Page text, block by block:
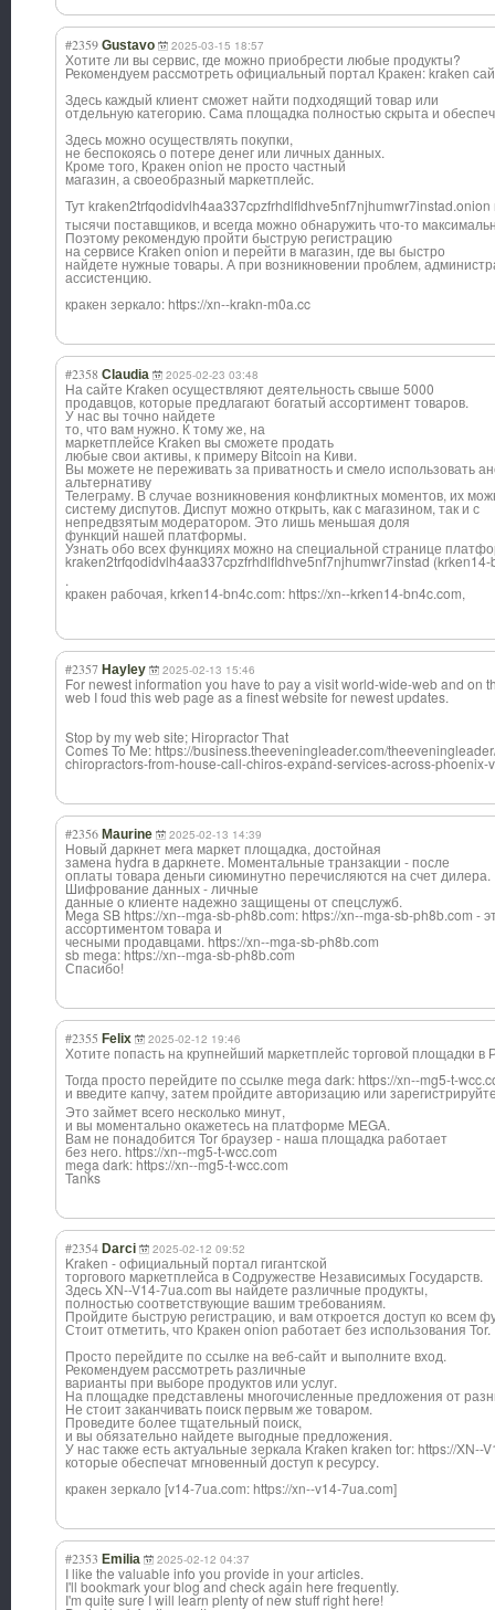
#2359 Gustavo 2025-03-15 18:57
Хотите ли вы сервис, где можно приобрести любые продукты?
Рекомендуем рассмотреть официальный портал Кракен: kraken
Здесь каждый клиент сможет найти подходящий товар или
отдельную категорию. Сама площадка полностью скрыта и
Здесь можно осуществлять покупки,
не беспокоясь о потере денег или личных данных.
Кроме того, Кракен onion не просто частный
магазин, а своеобразный маркетплейс.
Тут kraken2trfqodidvlh4aa337cpzfrhdlfldhve5nf7njhumwr7instad.onion
тысячи поставщиков, и всегда можно обнаружить что-то
Поэтому рекомендую пройти быструю регистрацию
на сервисе Kraken onion и перейти в магазин, где вы быстро
найдете нужные товары. А при возникновении проблем,
ассистенцию.
кракен зеркало: https://xn--krakn-m0a.cc
#2358 Claudia 2025-02-23 03:48
На сайте Kraken осуществляют деятельность свыше 5000
продавцов, которые предлагают богатый ассортимент товаров.
У нас вы точно найдете
то, что вам нужно. К тому же, на
маркетплейсе Kraken вы сможете продать
любые свои активы, к примеру Bitcoin на Киви.
Вы можете не переживать за приватность и смело использовать
альтернативу
Телеграму. В случае возникновения конфликтных моментов, их
систему диспутов. Диспут можно открыть, как с магазином, так и с
непредвзятым модератором. Это лишь меньшая доля
функций нашей платформы.
Узнать обо всех функциях можно на специальной странице
kraken2trfqodidvlh4aa337cpzfrhdlfldhve5nf7njhumwr7instad (krken14-
.
кракен рабочая, krken14-bn4c.com: https://xn--krken14-bn4c.com,
#2357 Hayley 2025-02-13 15:46
For newest information you have to pay a visit world-wide-web and on
web I foud this web page as a finest website for newest updates.
Stop by my web site; Hiropractor That
Comes To Me: https://business.theeveningleader.com/
chiropractors-from-house-call-chiros-expand-services-across-phoenix-
#2356 Maurine 2025-02-13 14:39
Новый даркнет мега маркет площадка, достойная
замена hydra в даркнете. Моментальные транзакции - после
оплаты товара деньги сиюминутно перечисляются на счет дилера.
Шифрование данных - личные
данные о клиенте надежно защищены от спецслужб.
Mega SB https://xn--mga-sb-ph8b.com: https://xn--mga-sb-ph8b.com -
ассортиментом товара и
чесными продавцами. https://xn--mga-sb-ph8b.com
sb mega: https://xn--mga-sb-ph8b.com
Спасибо!
#2355 Felix 2025-02-12 19:46
Хотите попасть на крупнейший маркетплейс торговой площадки в
Тогда просто перейдите по ссылке mega dark: https://xn--mg5-t-
и введите капчу, затем пройдите авторизацию или
Это займет всего несколько минут,
и вы моментально окажетесь на платформе MEGA.
Вам не понадобится Tor браузер - наша площадка работает
без него. https://xn--mg5-t-wcc.com
mega dark: https://xn--mg5-t-wcc.com
Tanks
#2354 Darci 2025-02-12 09:52
Kraken - официальный портал гигантской
торгового маркетплейса в Содружестве Независимых Государств.
Здесь XN--V14-7ua.com вы найдете различные продукты,
полностью соответствующие вашим требованиям.
Пройдите быструю регистрацию, и вам откроется доступ ко всем
Стоит отметить, что Кракен onion работает без использования Tor.
Просто перейдите по ссылке на веб-сайт и выполните вход.
Рекомендуем рассмотреть различные
варианты при выборе продуктов или услуг.
На площадке представлены многочисленные предложения от
Не стоит заканчивать поиск первым же товаром.
Проведите более тщательный поиск,
и вы обязательно найдете выгодные предложения.
У нас также есть актуальные зеркала Kraken kraken tor: https://XN--
которые обеспечат мгновенный доступ к ресурсу.
кракен зеркало [v14-7ua.com: https://xn--v14-7ua.com]
#2353 Emilia 2025-02-12 04:37
I like the valuable info you provide in your articles.
I'll bookmark your blog and check again here frequently.
I'm quite sure I will learn plenty of new stuff right here!